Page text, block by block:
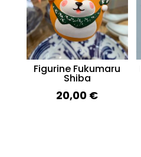
Figurine Fukumaru
Shiba
20,00 €